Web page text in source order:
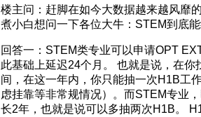
楼主问：赶脚在如今大数据越来越风靡
煮小白想问一下各位大牛：STEM到底
回答一：STEM类专业可以申请OPT
此基础上延迟24个月。 也就是说，在
间，在这一年内，你只能抽一次H1B工
虑挂靠等非常规情况）。而STEM专业
长2年，也就是说可以多抽两次H1B。